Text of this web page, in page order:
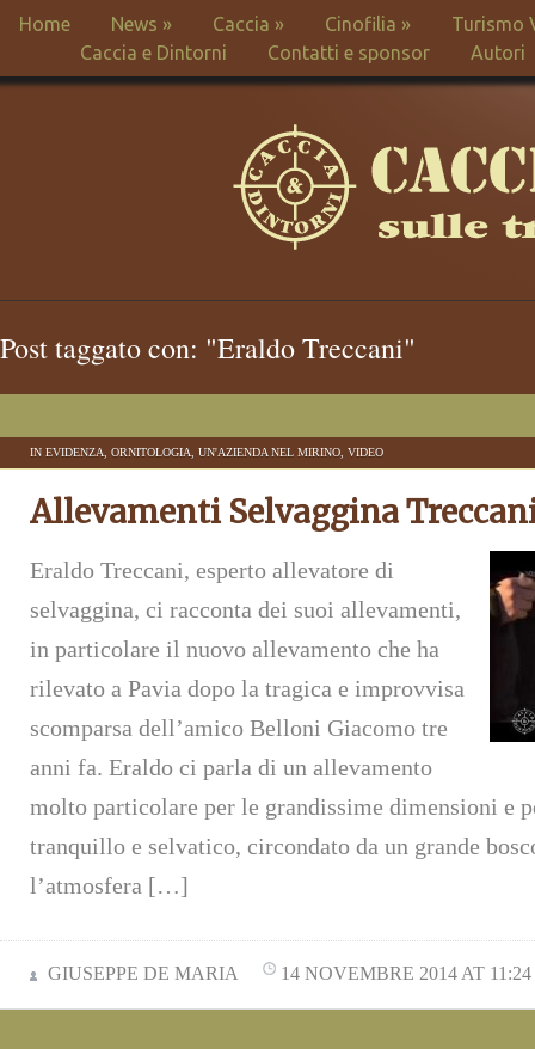
Home News » Caccia » Cinofilia »
Turismo
Caccia e Dintorni
Contatti e sponsor Autori
Post taggato con: "Eraldo Treccani"
IN EVIDENZA ORNITOLOGIA UN'AZIENDA NEL MIRINO VIDEO
Allevamenti Selvaggina
Eraldo Treccani, esperto allevatore di
selvaggina, ci racconta dei suoi allevamenti,
in particolare il nuovo allevamento che ha
rilevato a Pavia dopo la tragica e improvvisa
scomparsa dell’amico Belloni Giacomo tre
anni fa. Eraldo ci parla di un allevamento
molto particolare per le grandissime dimensioni e
tranquillo e selvatico, circondato da un grande
l’atmosfera […]
GIUSEPPE DE MARIA 14 NOVEMBRE 2014 AT 11:24